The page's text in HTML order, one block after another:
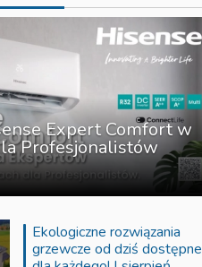
Expert Comfort w
Profesjonalistów
Ekologiczne rozwiązania
grzewcze od dziś dostępne